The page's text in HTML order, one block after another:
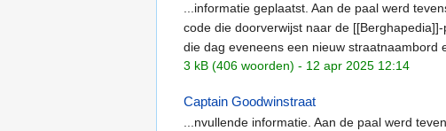
...informatie geplaatst. Aan de paal werd
code die doorverwijst naar de
die dag eveneens een nieuw straatnaambord
3 kB (406 woorden) - 12 apr 2025 12:14
Captain Goodwinstraat
...nvullende informatie. Aan de paal werd